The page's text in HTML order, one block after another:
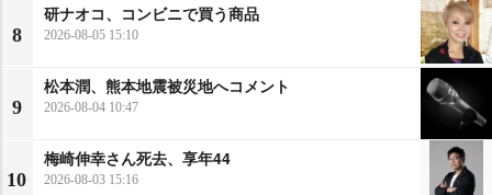
8
研ナオコ、コンビニで買う商品
2026-08-05 15:10
9
松本潤、熊本地震被災地へコメント
2026-08-04 10:47
10
梅崎伸幸さん死去、享年44
2026-08-03 15:16